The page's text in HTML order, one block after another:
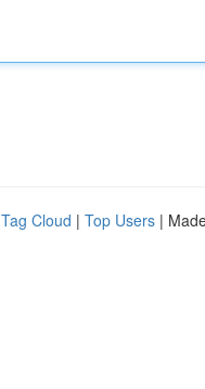
Tag Cloud | Top Users |